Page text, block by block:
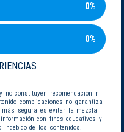
0%
0%
no constituyen recomendación ni
complicaciones no garantiza
segura es evitar la mezcla
con fines educativos y
de los contenidos.